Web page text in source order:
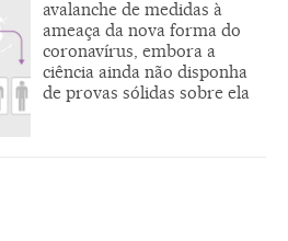
avalanche de medidas à
ameaça da nova forma do
coronavírus, embora a
ciência ainda não disponha
de provas sólidas sobre ela